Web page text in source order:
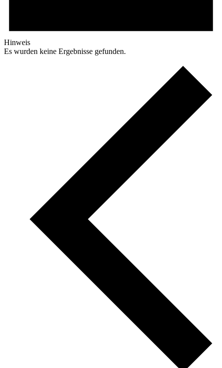
Hinweis
Es wurden keine Ergebnisse gefunden.